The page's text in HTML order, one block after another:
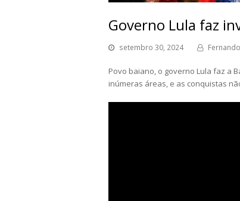
Governo Lula faz
setembro 30, 2024
Povo baiano, o governo Lula faz a
inúmeras áreas, e as conquistas